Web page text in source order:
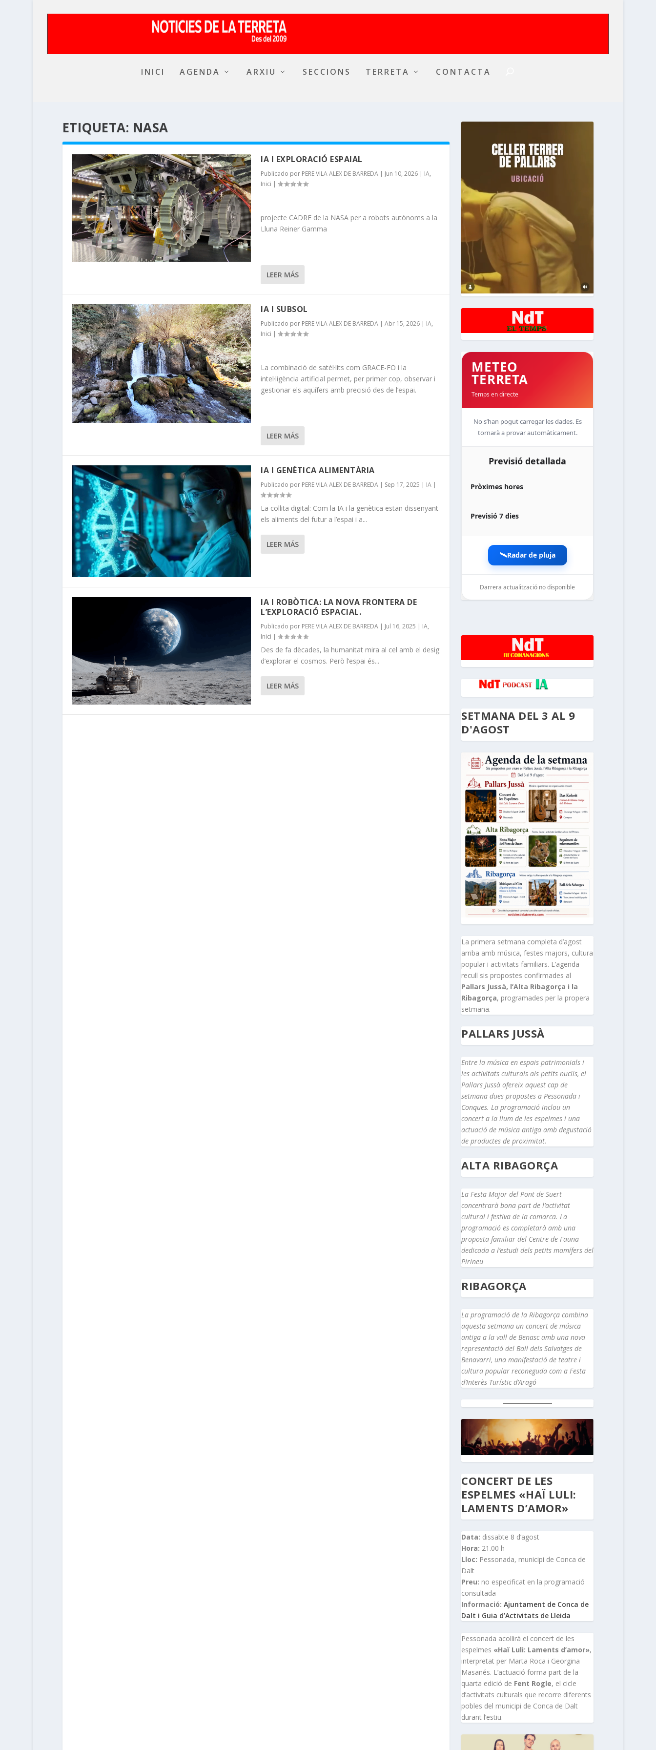
INICI AGENDA ARXIU SECCIONS TERRETA CONTACTA
ETIQUETA: NASA
IA I EXPLORACIÓ ESPAIAL
Publicado por PERE VILA ALEX DE BARREDA | Jun 10, 2026 | IA,
Inici |
projecte CADRE de la NASA per a robots autònoms a la
Lluna Reiner Gamma
LEER MÁS
IA I SUBSOL
Publicado por PERE VILA ALEX DE BARREDA |Abr 15, 2026 | IA,
Inici |
La combinació de satèl·lits com GRACE-FO i la
intel·ligència artificial permet, per primer cop, observar i
gestionar els aqüífers amb precisió des de l’espai.
LEER MÁS
IA I GENÈTICA ALIMENTÀRIA
Publicado por PERE VILA ALEX DE BARREDA | Sep 17, 2025 | IA |
La collita digital: Com la IA i la genètica estan dissenyant
els aliments del futur a l’espai i a...
LEER MÁS
IA I ROBÒTICA: LA NOVA FRONTERA DE
L’EXPLORACIÓ ESPACIAL.
Publicado por PERE VILA ALEX DE BARREDA | Jul 16, 2025 | IA,
Inici |
Des de fa dècades, la humanitat mira al cel amb el desig
d’explorar el cosmos. Però l’espai és...
LEER MÁS
METEO
TERRETA
Temps en directe
No s’han pogut carregar les dades. Es
tornarà a provar automàticament.
Previsió detallada
Pròximes hores
Previsió 7 dies
🛰️Radar de pluja
Darrera actualització no disponible
noticiesdelaterreta.com
SETMANA DEL 3 AL 9
D'AGOST
La primera setmana completa d’agost
arriba amb música, festes majors, cultura
popular i activitats familiars. L’agenda
recull sis propostes confirmades al
Pallars Jussà, l’Alta Ribagorça i la
Ribagorça, programades per la propera
setmana.
PALLARS JUSSÀ
Entre la música en espais patrimonials i
les activitats culturals als petits nuclis, el
Pallars Jussà ofereix aquest cap de
setmana dues propostes a Pessonada i
Conques. La programació inclou un
concert a la llum de les espelmes i una
actuació de música antiga amb degustació
de productes de proximitat.
ALTA RIBAGORÇA
La Festa Major del Pont de Suert
concentrarà bona part de l’activitat
cultural i festiva de la comarca. La
programació es completarà amb una
proposta familiar del Centre de Fauna
dedicada a l’estudi dels petits mamífers del
Pirineu
RIBAGORÇA
La programació de la Ribagorça combina
aquesta setmana un concert de música
antiga a la vall de Benasc amb una nova
representació del Ball dels Salvatges de
Benavarri, una manifestació de teatre i
cultura popular reconeguda com a Festa
d’Interès Turístic d’Aragó
CONCERT DE LES
ESPELMES «HAÏ LULI:
LAMENTS D’AMOR»
Data: dissabte 8 d’agost
Hora: 21.00 h
Lloc: Pessonada, municipi de Conca de
Dalt
Preu: no especificat en la programació
consultada
Informació: Ajuntament de Conca de
Dalt i Guia d’Activitats de Lleida
Pessonada acollirà el concert de les
espelmes «Haï Luli: Laments d’amor»,
interpretat per Marta Roca i Georgina
Masanés. L’actuació forma part de la
quarta edició de Fent Rogle, el cicle
d’activitats culturals que recorre diferents
pobles del municipi de Conca de Dalt
durant l’estiu.